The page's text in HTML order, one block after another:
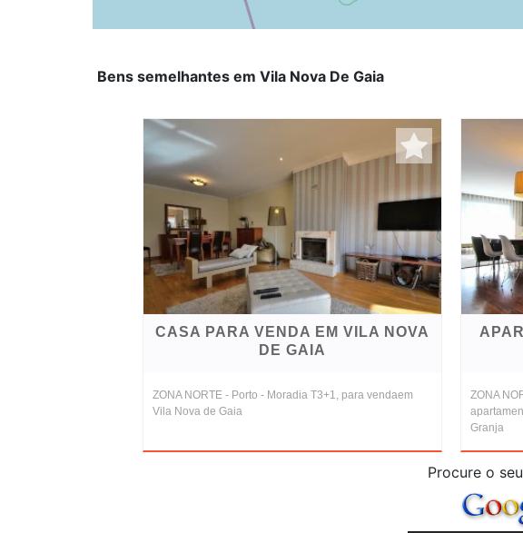
Bens semelhantes em Vila Nova De Gaia
CASA PARA VENDA EM VILA NOVA
DE GAIA
ZONA NORTE - Porto - Moradia T3+1, para vendaem
Vila Nova de Gaia
ZONA
Granja
Procure o